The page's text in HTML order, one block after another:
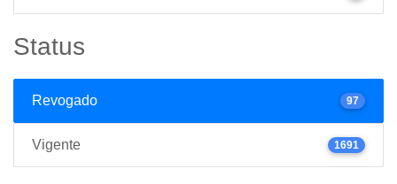
Status
Revogado 97
Vigente 1691